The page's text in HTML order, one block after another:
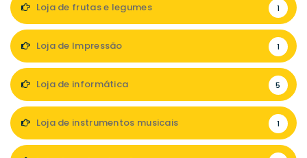
Loja de frutas e legumes 1
Loja de Impressão 1
Loja de informática 5
Loja de instrumentos musicais 1